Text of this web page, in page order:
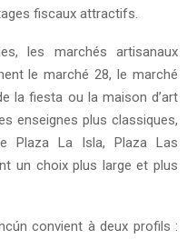
fiscaux attractifs.
les marchés artisanaux
le marché 28, le marché
la fiesta ou la maison d’art
enseignes plus classiques,
Plaza La Isla, Plaza Las
un choix plus large et plus
convient à deux profils :